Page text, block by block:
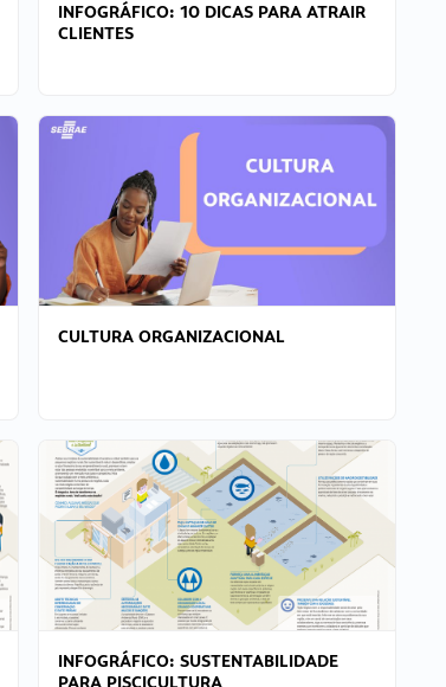
INFOGRÁFICO: 10 DICAS PARA ATRAIR
CLIENTES
CULTURA ORGANIZACIONAL
INFOGRÁFICO: SUSTENTABILIDADE
PARA PISCICULTURA